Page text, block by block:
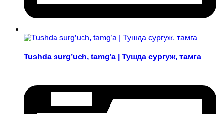
Tushda surg’uch, tamg’a | Тушда сургуж, тамга